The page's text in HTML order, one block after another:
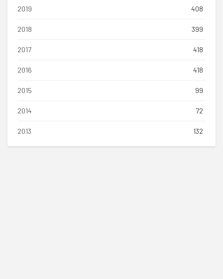
2019 408
2018 399
2017 418
2016 418
2015 99
2014 72
2013 132